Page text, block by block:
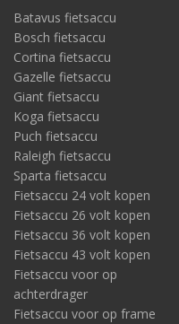
Batavus fietsaccu
Bosch fietsaccu
Cortina fietsaccu
Gazelle fietsaccu
Giant fietsaccu
Koga fietsaccu
Puch fietsaccu
Raleigh fietsaccu
Sparta fietsaccu
Fietsaccu 24 volt kopen
Fietsaccu 26 volt kopen
Fietsaccu 36 volt kopen
Fietsaccu 43 volt kopen
Fietsaccu voor op
achterdrager
Fietsaccu voor op frame